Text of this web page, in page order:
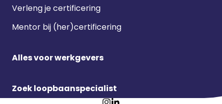
Verleng je certificering
Mentor bij (her)certificering
Alles voor werkgevers
Zoek loopbaanspecialist